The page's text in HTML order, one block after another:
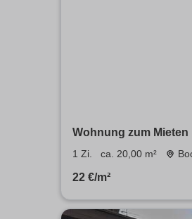
Wohnung zum Mieten
1 Zi. ca. 20,00 m²
22 €/m²